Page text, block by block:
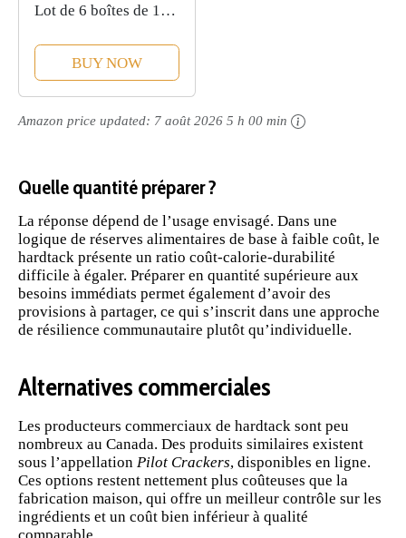
Lot de 6 boîtes de 18
litres avec couvercle
blanc et loquets noirs
BUY NOW
Amazon price updated: 7 août 2026 5 h 00 min
Quelle quantité préparer ?
La réponse dépend de l’usage envisagé. Dans une
logique de réserves alimentaires de base à faible coût, le
hardtack présente un ratio coût-calorie-durabilité
difficile à égaler. Préparer en quantité supérieure aux
besoins immédiats permet également d’avoir des
provisions à partager, ce qui s’inscrit dans une approche
de résilience communautaire plutôt qu’individuelle.
Alternatives commerciales
Les producteurs commerciaux de hardtack sont peu
nombreux au Canada. Des produits similaires existent
sous l’appellation Pilot Crackers, disponibles en ligne.
Ces options restent nettement plus coûteuses que la
fabrication maison, qui offre un meilleur contrôle sur les
ingrédients et un coût bien inférieur à qualité